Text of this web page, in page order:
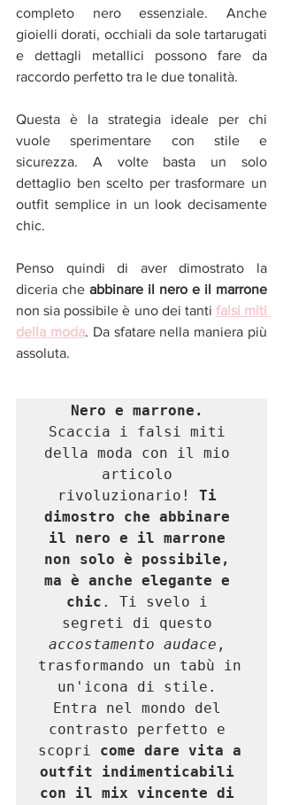
completo nero essenziale. Anche
gioielli dorati, occhiali da sole tartarugati
e dettagli metallici possono fare da
raccordo perfetto tra le due tonalità.
Questa è la strategia ideale per chi
vuole sperimentare con stile e
sicurezza. A volte basta un solo
dettaglio ben scelto per trasformare un
outfit semplice in un look decisamente
chic.
Penso quindi di aver dimostrato la
diceria che abbinare il nero e il marrone
non sia possibile è uno dei tanti falsi miti
della moda. Da sfatare nella maniera più
assoluta.
Scaccia i falsi miti
della moda con il mio
articolo
rivoluzionario! Ti
dimostro che abbinare
il nero e il marrone
non solo è possibile,
ma è anche elegante e
chic . Ti svelo i
accostamento audace ,
trasformando un tabù in
un'icona di stile.
Entra nel mondo del
contrasto perfetto e
scopri come dare vita a
outfit indimenticabili
con il mix vincente di